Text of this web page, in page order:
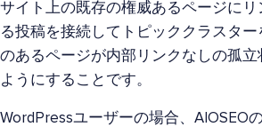
サイト上の既存の権威あるページにリ
る投稿を接続してトピッククラスタ
のあるページが内部リンクなしの孤立
ようにすることです。
WordPressユーザーの場合、AIOSEO